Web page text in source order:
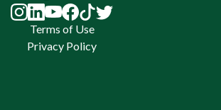
Terms of Use
Privacy Policy